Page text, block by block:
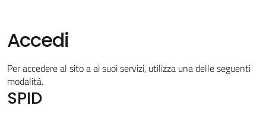
Novità
Menu selezionato
Accedi
Per accedere al sito a ai suoi servizi, utilizza una delle seguenti
modalità.
SPID